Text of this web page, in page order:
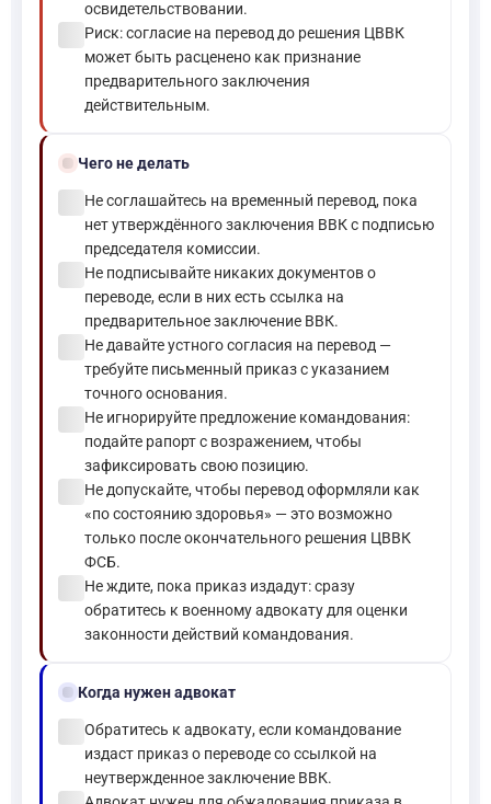
освидетельствовании.
Риск: согласие на перевод до решения ЦВВК
может быть расценено как признание
предварительного заключения
действительным.
block Чего не делать
Не соглашайтесь на временный перевод, пока
нет утверждённого заключения ВВК с подписью
председателя комиссии.
Не подписывайте никаких документов о
переводе, если в них есть ссылка на
предварительное заключение ВВК.
Не давайте устного согласия на перевод —
требуйте письменный приказ с указанием
точного основания.
Не игнорируйте предложение командования:
подайте рапорт с возражением, чтобы
зафиксировать свою позицию.
Не допускайте, чтобы перевод оформляли как
«по состоянию здоровья» — это возможно
только после окончательного решения ЦВВК
ФСБ.
Не ждите, пока приказ издадут: сразу
обратитесь к военному адвокату для оценки
законности действий командования.
gavelКогда нужен адвокат
Обратитесь к адвокату, если командование
издаст приказ о переводе со ссылкой на
неутвержденное заключение ВВК.